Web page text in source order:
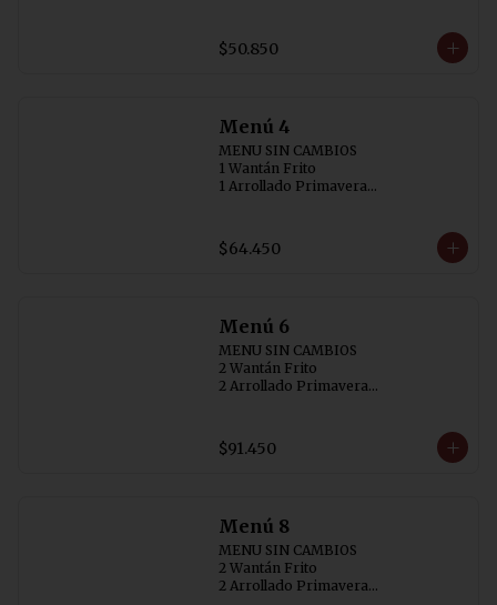
1 Pollo Chitén
3 Arroz Chaufán
$50.850
Menú 4
MENU SIN CAMBIOS
1 Wantán Frito
1 Arrollado Primavera
1 Pollo con  Champiñon
1 Arrollado de Marisco
$64.450
Menú 6
MENU SIN CAMBIOS
2 Wantán Frito
2 Arrollado Primavera
1 Costillar Cantonés
1 Chapsui Especial
$91.450
Menú 8
MENU SIN CAMBIOS
2 Wantán Frito
2 Arrollado Primavera